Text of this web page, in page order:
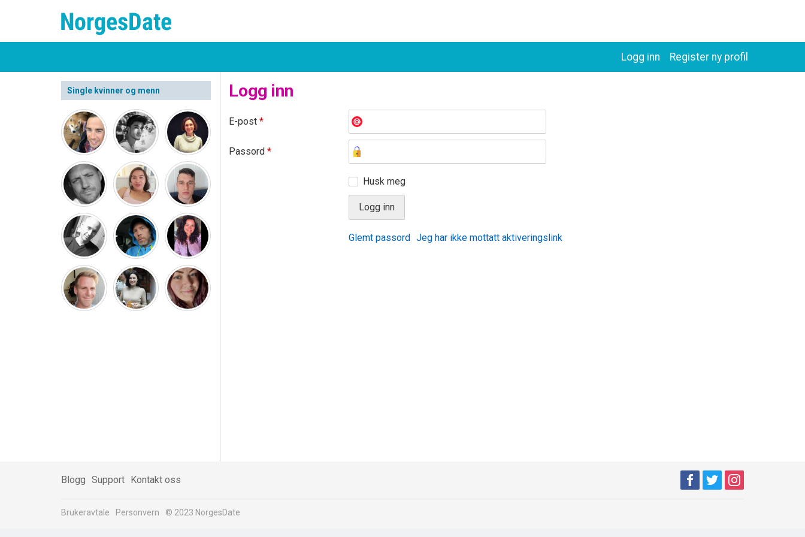
Register ny profil
Logg inn
Single kvinner og menn Logg inn
E-post *
Passord *
Husk meg
Glemt passord Jeg har ikke mottatt aktiveringslink
Blogg Support Kontakt oss
Brukeravtale Personvern © 2023 NorgesDate